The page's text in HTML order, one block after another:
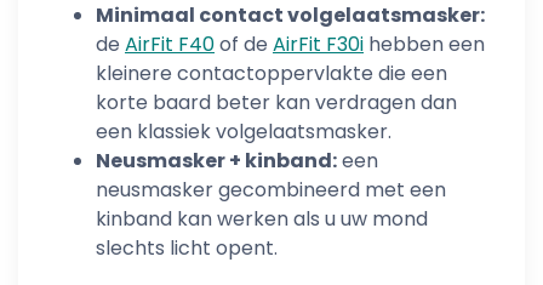
Minimaal contact volgelaatsmasker:
de AirFit F40of de AirFit F30i hebben een
kleinere contactoppervlakte die een
korte baard beter kan verdragen dan
een klassiek volgelaatsmasker.
Neusmasker + kinband:een
neusmasker gecombineerd met een
kinband kan werken als u uw mond
slechts licht opent.